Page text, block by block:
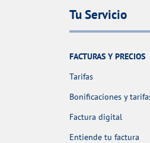
Tu Servicio
FACTURAS Y PRECIOS
Tarifas
Bonificaciones y
Factura digital
Entiende tu factura